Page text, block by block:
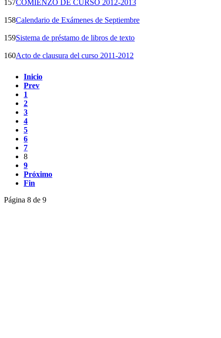
157COMIENZO DE CURSO 2012-2013
158Calendario de Exámenes de Septiembre
159Sistema de préstamo de libros de texto
160Acto de clausura del curso 2011-2012
Inicio
Prev
1
2
3
4
5
6
7
8
9
Próximo
Fin
Página 8 de 9